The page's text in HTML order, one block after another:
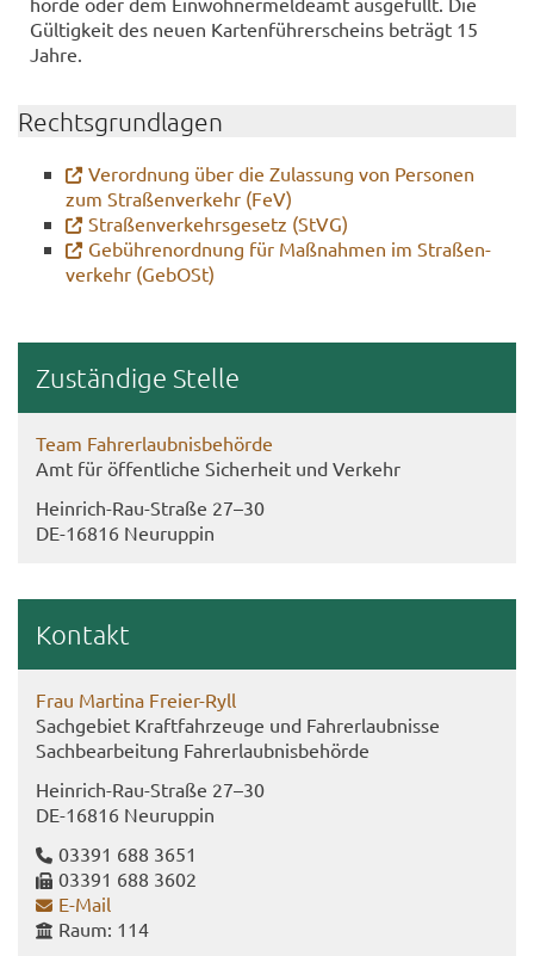
Gül­tig­keit des neuen Kar­ten­füh­rer­scheins be­trägt 15
Jahre.
Rechts­grund­la­gen
Ver­ord­nung über die Zu­las­sung von Per­so­nen
zum Stra­ßen­ver­kehr (FeV)
Stra­ßen­ver­kehrs­ge­setz (StVG)
Ge­büh­ren­ord­nung für Maß­nah­men im Stra­ßen­
ver­kehr (Ge­bOSt)
Zu­stän­di­ge Stel­le
Team Fahr­erlaub­nis­be­hör­de
Amt für öf­fent­li­che Si­cher­heit und Ver­kehr
Heinrich-​Rau-Straße 27–30
DE-​16816 Neu­rup­pin
Kon­takt
Frau Mar­ti­na Freier-​Ryll
Sach­ge­biet Kraft­fahr­zeu­ge und Fahr­erlaub­nis­se
Sach­be­ar­bei­tung Fahr­erlaub­nis­be­hör­de
Heinrich-​Rau-Straße 27–30
DE-​16816 Neu­rup­pin
03391 688 3651
03391 688 3602
E-​Mail
Raum: 114